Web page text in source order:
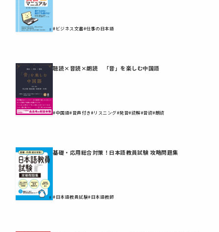
#ビジネス文書#仕事の日本語
聴読×音読×朗読 「音」を楽しむ中国語
#中国語#音声付き#リスニング#発音#読解#音読#朗読
基礎・応用総合対策！日本語教員試験 攻略問題集
#日本語教員試験#日本語教師